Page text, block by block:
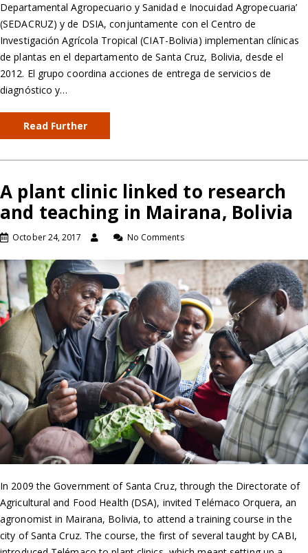
Departamental Agropecuario y Sanidad e Inocuidad Agropecuaria’
(SEDACRUZ) y de DSIA, conjuntamente con el Centro de
Investigación Agrícola Tropical (CIAT-Bolivia) implementan clínicas
de plantas en el departamento de Santa Cruz, Bolivia, desde el
2012. El grupo coordina acciones de entrega de servicios de
diagnóstico y…
Read Further
A plant clinic linked to research
and teaching in Mairana, Bolivia
October 24, 2017 No Comments
In 2009 the Government of Santa Cruz, through the Directorate of
Agricultural and Food Health (DSA), invited Telémaco Orquera, an
agronomist in Mairana, Bolivia, to attend a training course in the
city of Santa Cruz. The course, the first of several taught by CABI,